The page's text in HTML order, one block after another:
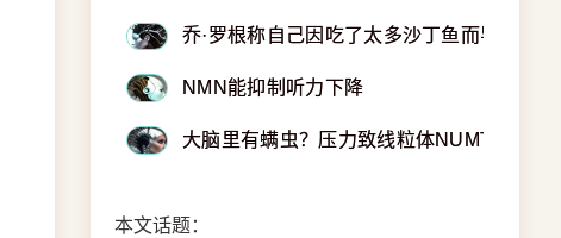
乔·罗根称自己因吃了太多沙丁鱼而导致砷
NMN能抑制听力下降
大脑里有螨虫？压力致线粒体NUMTs插入
本文话题：